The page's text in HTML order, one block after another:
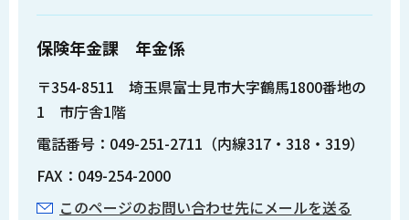
保険年金課 年金係
〒354-8511 埼玉県富士見市大字鶴馬1800番地の
1 市庁舎1階
電話番号：049-251-2711（内線317・318・319）
FAX：049-254-2000
このページのお問い合わせ先にメールを送る